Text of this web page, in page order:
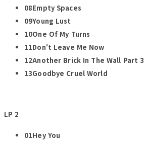
08Empty Spaces
09Young Lust
10One Of My Turns
11Don't Leave Me Now
12Another Brick In The Wall Part 3
13Goodbye Cruel World
LP 2
01Hey You